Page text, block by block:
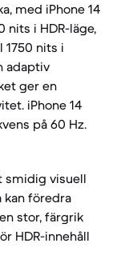
med iPhone 14
nits i HDR-läge,
1750 nits i
adaptiv
ger en
iPhone 14
på 60 Hz.
smidig visuell
kan föredra
stor, färgrik
HDR-innehåll